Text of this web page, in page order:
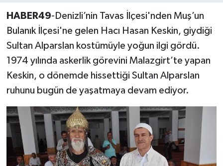
HABER49-Denizli’nin Tavas İlçesi'nden Muş’un
Bulanık İlçesi'ne gelen Hacı Hasan Keskin, giydiği
Sultan Alparslan kostümüyle yoğun ilgi gördü.
1974 yılında askerlik görevini Malazgirt’te yapan
Keskin, o dönemde hissettiği Sultan Alparslan
ruhunu bugün de yaşatmaya devam ediyor.
Malazgirt
Varto